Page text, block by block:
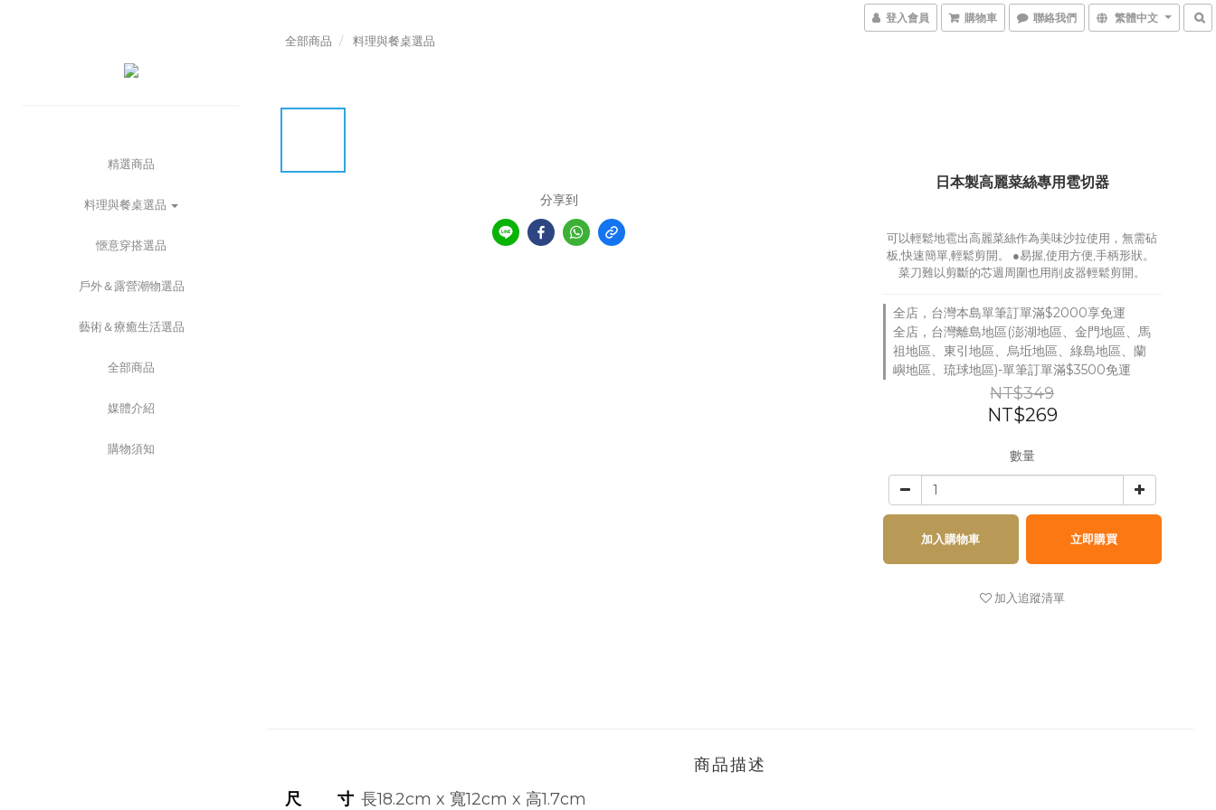
登入會員 購物車 聯絡我們 繁體中文
精選商品
料理與餐桌選品
愜意穿搭選品
戶外＆露營潮物選品
藝術＆療癒生活選品
全部商品
媒體介紹
購物須知
全部商品 料理與餐桌選品
分享到
日本製高麗菜絲專用雹切器
可以輕鬆地雹出高麗菜絲作為美味沙拉使用，無需砧
板,快速簡單,輕鬆剪開。 ●易握,使用方便,手柄形狀。
菜刀難以剪斷的芯週周圍也用削皮器輕鬆剪開。
全店，台灣本島單筆訂單滿$2000享免運
全店，台灣離島地區(澎湖地區、金門地區、馬
祖地區、東引地區、烏坵地區、綠島地區、蘭
嶼地區、琉球地區)-單筆訂單滿$3500免運
NT$349
NT$269
數量
加入購物車 立即購買
加入追蹤清單
商品描述
尺 寸 長18.2cm x 寬12cm x 高1.7cm